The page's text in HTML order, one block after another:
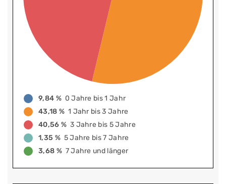
9,84 % 0 Jahre bis 1 Jahr
43,18 % 1 Jahr bis 3 Jahre
40,56 % 3 Jahre bis 5 Jahre
1,35 % 5 Jahre bis 7 Jahre
3,68 % 7 Jahre und länger